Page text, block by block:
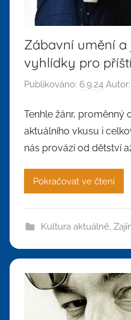
Zábavní umění
vyhlídky pro
Publikováno: 6.9.24 Autor:
Tenhle žánr, proměnný
aktuálního vkusu i
nás provází od dětství
Pokračovat ve čtení
Kultura aktuálně,